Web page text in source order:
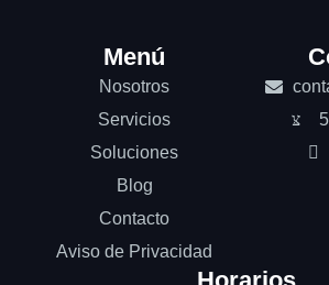
Menú
Nosotros
Servicios
Soluciones
Blog
Contacto
Aviso de Privacidad